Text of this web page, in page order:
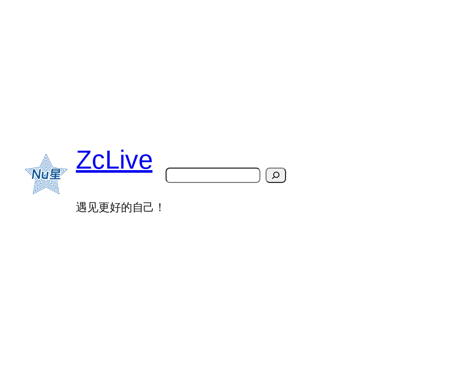
ZcLive
遇见更好的自己！
搜